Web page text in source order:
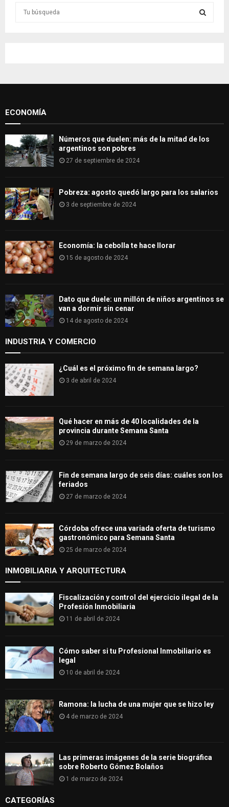
o
H
ECONOMÍA
Números que duelen: más de la mitad de los
argentinos son pobres
27 de septiembre de 2024
Pobreza: agosto quedó largo para los salarios
3 de septiembre de 2024
Economía: la cebolla te hace llorar
15 de agosto de 2024
Dato que duele: un millón de niños argentinos se
van a dormir sin cenar
14 de agosto de 2024
INDUSTRIA Y COMERCIO
¿Cuál es el próximo fin de semana largo?
3 de abril de 2024
Qué hacer en más de 40 localidades de la
provincia durante Semana Santa
29 de marzo de 2024
Fin de semana largo de seis días: cuáles son los
feriados
27 de marzo de 2024
Córdoba ofrece una variada oferta de turismo
gastronómico para Semana Santa
25 de marzo de 2024
INMOBILIARIA Y ARQUITECTURA
Fiscalización y control del ejercicio ilegal de la
Profesión Inmobiliaria
11 de abril de 2024
Cómo saber si tu Profesional Inmobiliario es
legal
10 de abril de 2024
Ramona: la lucha de una mujer que se hizo ley
4 de marzo de 2024
Las primeras imágenes de la serie biográfica
sobre Roberto Gómez Bolaños
1 de marzo de 2024
CATEGORÍAS